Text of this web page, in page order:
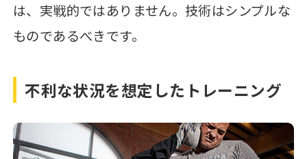
は、実戦的ではありません。技術はシンプルな
ものであるべきです。
不利な状況を想定したトレーニング